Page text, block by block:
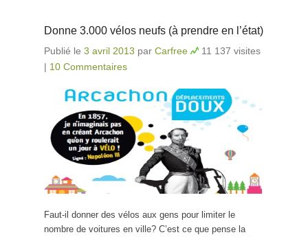
Donne 3.000 vélos neufs (à prendre en l’état)
Publié le 3 avril 2013 par Carfree
11 137 visites
| 10 Commentaires
Faut-il donner des vélos aux gens pour limiter le
nombre de voitures en ville? C’est ce que pense la